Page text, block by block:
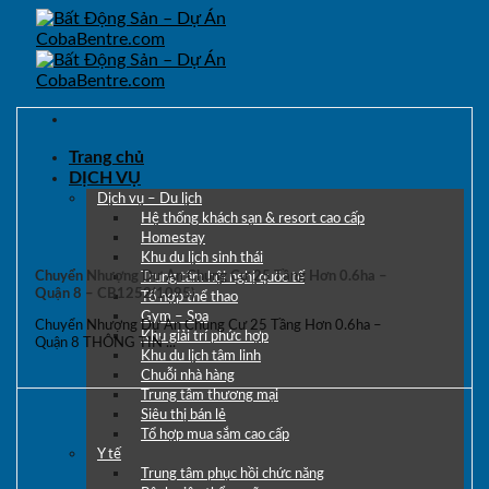
Skip
content
Trang chủ
DỊCH VỤ
Dịch vụ – Du lịch
Hệ thống khách sạn & resort cao cấp
Homestay
Khu du lịch sinh thái
Trung tâm hội nghị quốc tế
Tổ hợp thể thao
Gym – Spa
Khu giải trí phức hợp
Khu du lịch tâm linh
Chuỗi nhà hàng
Trung tâm thương mại
Siêu thị bán lẻ
Tổ hợp mua sắm cao cấp
Y tế
Trung tâm phục hồi chức năng
Chuyển Nhượng Dự Án Chung Cư 25 Tầng Hơn 0.6ha –
Quận 8 – CB1252(1095)
Chuyển Nhượng Dự Án Chung Cư 25 Tầng Hơn 0.6ha –
Quận 8 THÔNG TIN ...